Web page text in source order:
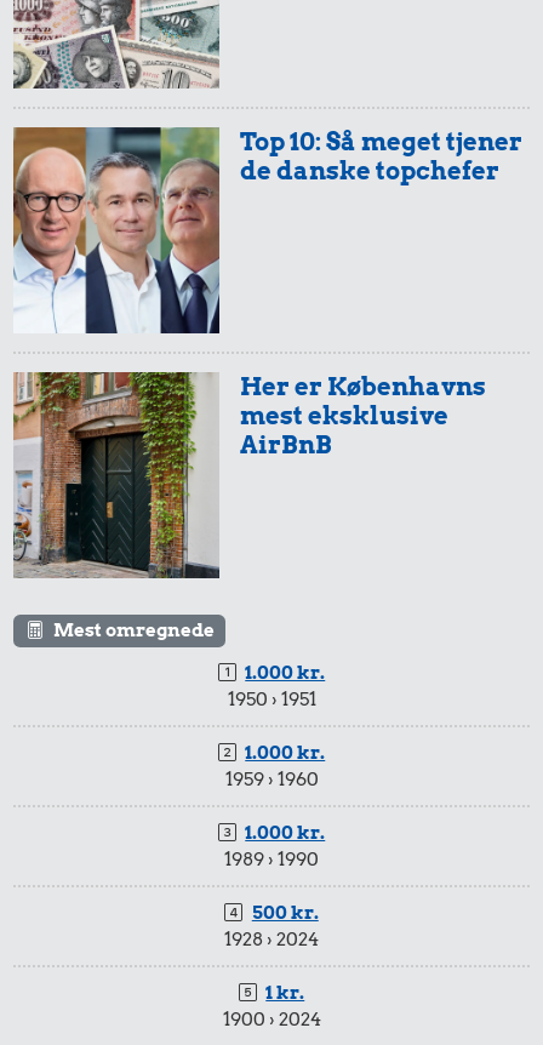
Top 10: Så meget tjener
de danske topchefer
Her er Københavns
mest eksklusive
AirBnB
Mest omregnede
1.000 kr.
1950 › 1951
1.000 kr.
1959 › 1960
1.000 kr.
1989 › 1990
500 kr.
1928 › 2024
1 kr.
1900 › 2024